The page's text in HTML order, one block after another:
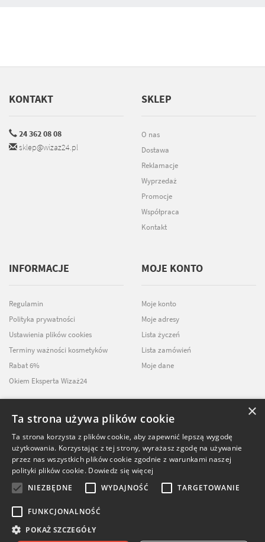
KONTAKT
24 362 08 08
sklep@wizaz24.pl
SKLEP
O nas
Dostawa
Reklamacje
Wyprzedaż
Promocje
Współpraca
Kontakt
INFORMACJE
Regulamin
Polityka prywatności
Ustawienia plików cookies
Terminy ważności kosmetyków
Rabat 6%
Okiem Eksperta Wizaż24
MOJE KONTO
Moje konto
Moje adresy
Lista życzeń
Lista zamówień
Moje dane
NEWSLETTER
ZAPISZ SIĘ DO
NASZEGO NEWSLETTERA
×
Ta strona używa plików cookie
Ta strona korzysta z plików cookie, aby zapewnić lepszą wygodę
użytkowania. Korzystając z tej strony, wyrażasz zgodę na używanie
przez nas wszystkich plików cookie zgodnie z warunkami naszej
polityki plików cookie. Dowiedz się więcej
NIEZBĘDNE
WYDAJNOŚĆ TARGETOWANIE
FUNKCJONALNOŚĆ
POKAŻ SZCZEGÓŁY